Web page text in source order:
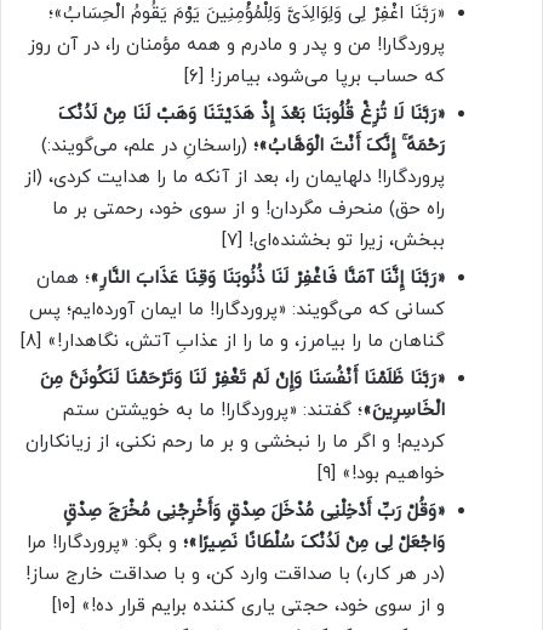
«رَبَّنَا اغْفِرْ لِی وَلِوَالِدَیَّ وَلِلْمُؤْمِنِینَ یَوْمَ یَقُومُ الْحِسَابُ»؛
پروردگارا! من و پدر و مادرم و همه مؤمنان را، در آن روز
که حساب برپا می‌شود، بیامرز! [۶]
«رَبَّنَا لَا تُزِغْ قُلُوبَنَا بَعْدَ إِذْ هَدَیْتَنَا وَهَبْ لَنَا مِنْ لَدُنْکَ
رَحْمَهً ۚ إِنَّکَ أَنْتَ الْوَهَّابُ»؛ (راسخانِ در علم، می‌گویند:)
پروردگارا! دلهایمان را، بعد از آنکه ما را هدایت کردی، (از
راه حق) منحرف مگردان! و از سوی خود، رحمتی بر ما
ببخش، زیرا تو بخشنده‌ای! [۷]
«رَبَّنَا إِنَّنَا آمَنَّا فَاغْفِرْ لَنَا ذُنُوبَنَا وَقِنَا عَذَابَ النَّارِ»؛ همان
کسانی که می‌گویند: «پروردگارا! ما ایمان آورده‌ایم؛ پس
گناهان ما را بیامرز، و ما را از عذابِ آتش، نگاهدار!» [۸]
«رَبَّنَا ظَلَمْنَا أَنْفُسَنَا وَإِنْ لَمْ تَغْفِرْ لَنَا وَتَرْحَمْنَا لَنَکُونَنَّ مِنَ
الْخَاسِرِینَ»؛ گفتند: «پروردگارا! ما به خویشتن ستم
کردیم! و اگر ما را نبخشی و بر ما رحم نکنی، از زیانکاران
خواهیم بود!» [۹]
«وَقُلْ رَبِّ أَدْخِلْنِی مُدْخَلَ صِدْقٍ وَأَخْرِجْنِی مُخْرَجَ صِدْقٍ
وَاجْعَلْ لِی مِنْ لَدُنْکَ سُلْطَانًا نَصِیرًا»؛ و بگو: «پروردگارا! مرا
(در هر کار،) با صداقت وارد کن، و با صداقت خارج ساز!
و از سوی خود، حجتی یاری کننده برایم قرار ده!» [۱۰]